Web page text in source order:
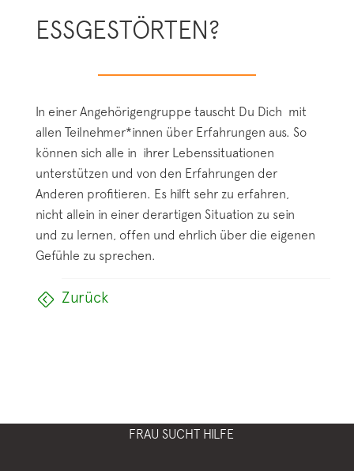
ESSGESTÖRTEN?
In einer Angehörigengruppe tauscht Du Dich mit
allen Teilnehmer*innen über Erfahrungen aus. So
können sich alle in ihrer Lebenssituationen
unterstützen und von den Erfahrungen der
Anderen profitieren. Es hilft sehr zu erfahren,
nicht allein in einer derartigen Situation zu sein
und zu lernen, offen und ehrlich über die eigenen
Gefühle zu sprechen.
Zurück
FRAU SUCHT HILFE